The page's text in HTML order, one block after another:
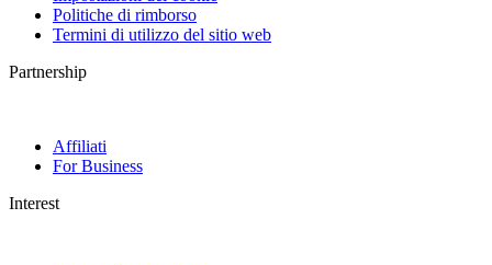
Politiche di rimborso
Termini di utilizzo del sitio web
Partnership
Affiliati
For Business
Interest